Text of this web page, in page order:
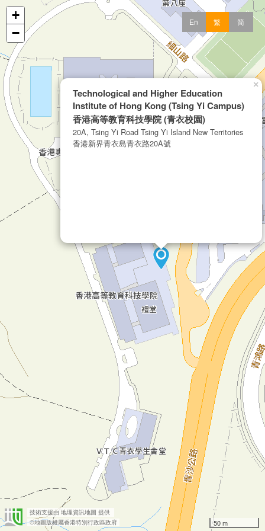
©地圖版權屬香港特別行政區政府
技術支援由地理資訊地圖 提供
En 繁 简
Technological and Higher Education
Institute of Hong Kong (Tsing Yi Campus)
香港高等教育科技學院 (青衣校園)
20A, Tsing Yi Road Tsing Yi Island New Territories
香港新界青衣島青衣路20A號
×
+
−
50 m